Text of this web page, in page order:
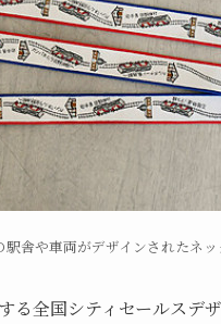
舎や車両がデザインされたネ
る全国シティセールスデ